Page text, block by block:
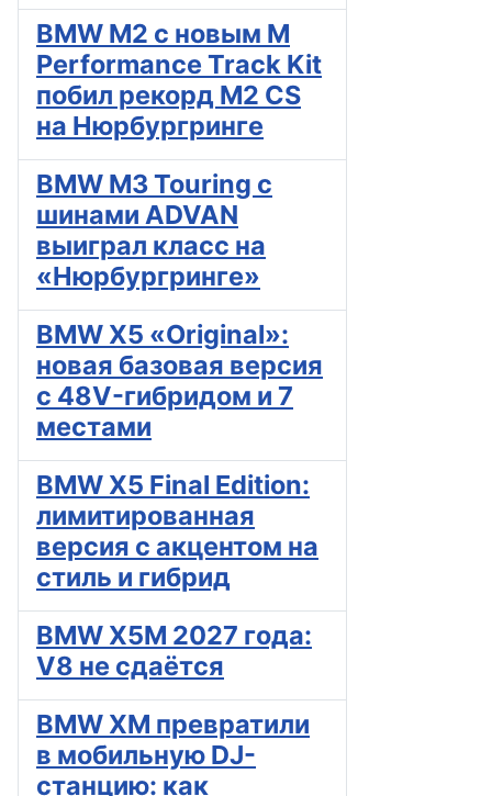
BMW M2 с новым M
Performance Track Kit
побил рекорд M2 CS
на Нюрбургринге
BMW M3 Touring с
шинами ADVAN
выиграл класс на
«Нюрбургринге»
BMW X5 «Original»:
новая базовая версия
с 48V-гибридом и 7
местами
BMW X5 Final Edition:
лимитированная
версия с акцентом на
стиль и гибрид
BMW X5M 2027 года:
V8 не сдаётся
BMW XM превратили
в мобильную DJ-
станцию: как